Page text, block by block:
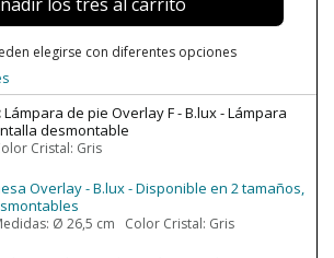
LED 13W (E27) / Fluo. max. 20W (E27)
IP20
Clase I
Interior
Made in Spain
elegirse con diferentes opciones
Lámpara de pie Overlay F - B.lux - Lámpara
desmontable
Cristal: Gris
Overlay - B.lux - Disponible en 2 tamaños,
Ø 26,5 cm Color Cristal: Gris